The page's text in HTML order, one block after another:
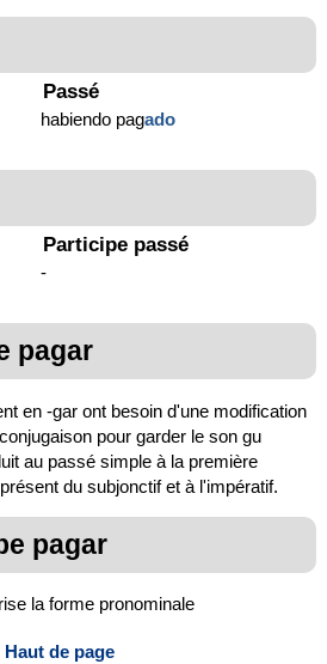
Passé
habiendo pagado
Participe passé
-
pagar
en -gar ont besoin d'une modification
pour garder le son gu
au passé simple à la première
du subjonctif et à l'impératif.
pagar
la forme pronominale
Haut de page